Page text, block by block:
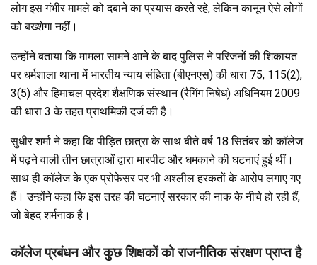
लोग इस गंभीर मामले को दबाने का प्रयास करते रहे, लेकिन कानून ऐसे लोगों
को बख्शेगा नहीं।
उन्होंने बताया कि मामला सामने आने के बाद पुलिस ने परिजनों की शिकायत
पर धर्मशाला थाना में भारतीय न्याय संहिता (बीएनएस) की धारा 75, 115(2),
3(5) और हिमाचल प्रदेश शैक्षणिक संस्थान (रैगिंग निषेध) अधिनियम 2009
की धारा 3 के तहत प्राथमिकी दर्ज की है।
सुधीर शर्मा ने कहा कि पीड़ित छात्रा के साथ बीते वर्ष 18 सितंबर को कॉलेज
में पढ़ने वाली तीन छात्राओं द्वारा मारपीट और धमकाने की घटनाएं हुई थीं।
साथ ही कॉलेज के एक प्रोफेसर पर भी अश्लील हरकतों के आरोप लगाए गए
हैं। उन्होंने कहा कि इस तरह की घटनाएं सरकार की नाक के नीचे हो रही हैं,
जो बेहद शर्मनाक है।
कॉलेज प्रबंधन और कुछ शिक्षकों को राजनीतिक संरक्षण प्राप्त है